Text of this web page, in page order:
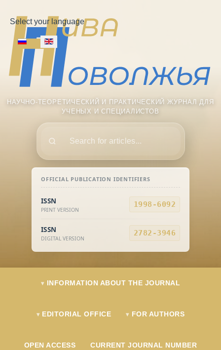
Select your language
OFFICIAL PUBLICATION IDENTIFIERS
ISSN
PRINT VERSION
1998-6092
ISSN
DIGITAL VERSION
2782-3946
НАУЧНО-ТЕОРЕТИЧЕСКИЙ И ПРАКТИЧЕСКИЙ ЖУРНАЛ ДЛЯ
УЧЕНЫХ И СПЕЦИАЛИСТОВ
INFORMATION ABOUT THE JOURNAL
EDITORIAL OFFICE FOR AUTHORS
OPEN ACCESS CURRENT JOURNAL NUMBER